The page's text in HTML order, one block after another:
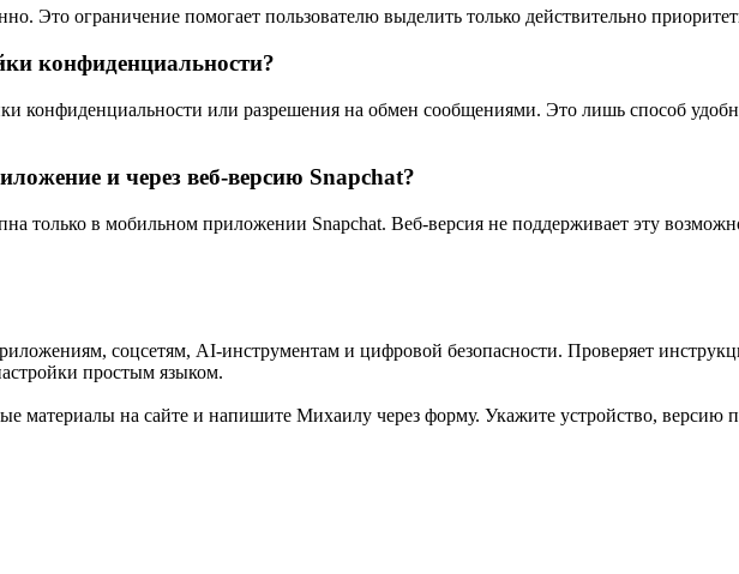
Это ограничение помогает пользователю выделить только действительно
конфиденциальности?
конфиденциальности или разрешения на обмен сообщениями. Это лишь способ
и через веб-версию Snapchat?
только в мобильном приложении Snapchat. Веб-версия не поддерживает эту
соцсетям, AI-инструментам и цифровой безопасности. Проверяет
простым языком.
материалы на сайте и напишите Михаилу через форму. Укажите устройство,